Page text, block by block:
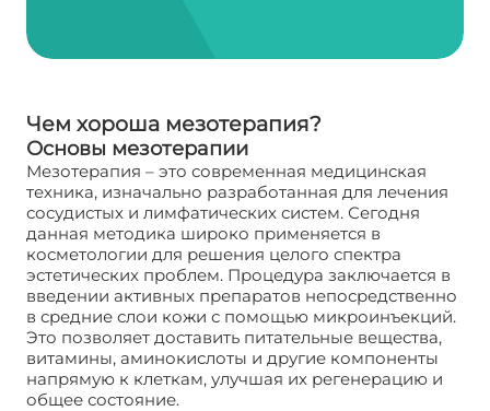
Чем хороша мезотерапия?
Основы мезотерапии
Мезотерапия – это современная медицинская
техника, изначально разработанная для лечения
сосудистых и лимфатических систем. Сегодня
данная методика широко применяется в
косметологии для решения целого спектра
эстетических проблем. Процедура заключается в
введении активных препаратов непосредственно
в средние слои кожи с помощью микроинъекций.
Это позволяет доставить питательные вещества,
витамины, аминокислоты и другие компоненты
напрямую к клеткам, улучшая их регенерацию и
общее состояние.